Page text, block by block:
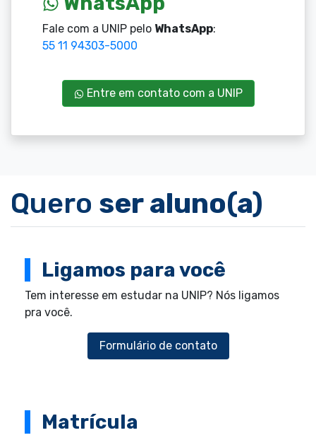
Fale com a UNIP pelo WhatsApp:
55 11 94303-5000
Entre em contato com a UNIP
Quero ser aluno(a)
Ligamos para você
Tem interesse em estudar na UNIP? Nós ligamos
pra você.
Formulário de contato
Matrícula